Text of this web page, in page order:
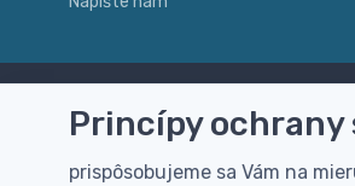
Doprava zdarma
Princípy ochrany
prispôsobujeme sa Vám na